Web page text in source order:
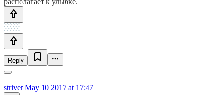
Reply
striverMay 10 2017 at 17:47